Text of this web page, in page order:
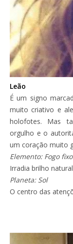
Leão
É um signo
muito criativo e
holofotes. Mas
orgulho e o
um coração muito
Elemento: Fogo fixo
Irradia brilho natural
Planeta: Sol
O centro das